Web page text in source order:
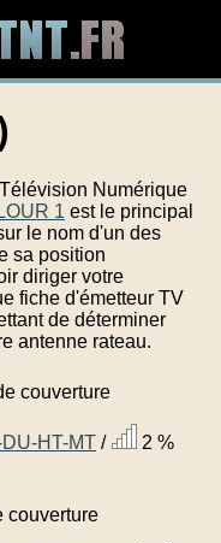
Numérique
1 est le principal
le nom d'un des
sa position
diriger votre
fiche d'émetteur TV
de déterminer
antenne rateau.
couverture
HT-MT /
2 %
couverture